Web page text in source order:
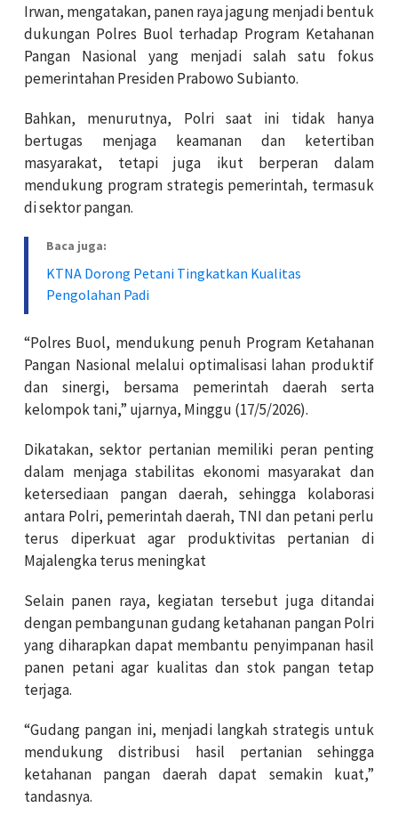
Irwan, mengatakan, panen raya jagung menjadi bentuk
dukungan Polres Buol terhadap Program Ketahanan
Pangan Nasional yang menjadi salah satu fokus
pemerintahan Presiden Prabowo Subianto.
Bahkan, menurutnya, Polri saat ini tidak hanya
bertugas menjaga keamanan dan ketertiban
masyarakat, tetapi juga ikut berperan dalam
mendukung program strategis pemerintah, termasuk
di sektor pangan.
Baca juga:
KTNA Dorong Petani Tingkatkan Kualitas
Pengolahan Padi
“Polres Buol, mendukung penuh Program Ketahanan
Pangan Nasional melalui optimalisasi lahan produktif
dan sinergi, bersama pemerintah daerah serta
kelompok tani,” ujarnya, Minggu (17/5/2026).
Dikatakan, sektor pertanian memiliki peran penting
dalam menjaga stabilitas ekonomi masyarakat dan
ketersediaan pangan daerah, sehingga kolaborasi
antara Polri, pemerintah daerah, TNI dan petani perlu
terus diperkuat agar produktivitas pertanian di
Majalengka terus meningkat
Selain panen raya, kegiatan tersebut juga ditandai
dengan pembangunan gudang ketahanan pangan Polri
yang diharapkan dapat membantu penyimpanan hasil
panen petani agar kualitas dan stok pangan tetap
terjaga.
“Gudang pangan ini, menjadi langkah strategis untuk
mendukung distribusi hasil pertanian sehingga
ketahanan pangan daerah dapat semakin kuat,”
tandasnya.